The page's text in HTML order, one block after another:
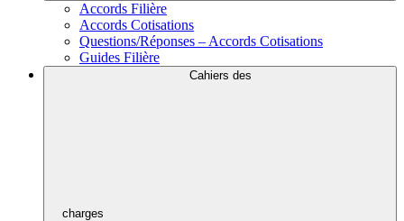
Accords Filière
Accords Cotisations
Questions/Réponses – Accords Cotisations
Guides Filière
Cahiers des
charges